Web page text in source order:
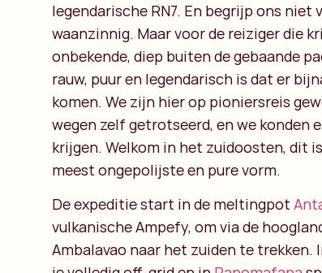
legendarische RN7. En begrijp ons niet
waanzinnig. Maar voor de reiziger die
onbekende, diep buiten de gebaande
rauw, puur en legendarisch is dat er
komen. We zijn hier op pioniersreis
wegen zelf getrotseerd, en we konden
krijgen. Welkom in het zuidoosten, dit
meest ongepolijste en pure vorm.
De expeditie start in de meltingpot
vulkanischeAmpefy, om via de
Ambalavao naar het zuiden te trekken.